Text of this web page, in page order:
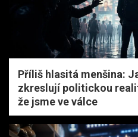
Příliš hlasitá menšina:
zkreslují politickou
že jsme ve válce